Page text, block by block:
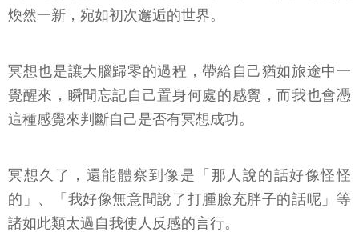
煥然一新，宛如初次邂逅的世界。
冥想也是讓大腦歸零的過程，帶給自己猶如旅途中一
覺醒來，瞬間忘記自己置身何處的感覺，而我也會憑
這種感覺來判斷自己是否有冥想成功。
冥想久了，還能體察到像是「那人說的話好像怪怪
的」、「我好像無意間說了打腫臉充胖子的話呢」等
諸如此類太過自我使人反感的言行。